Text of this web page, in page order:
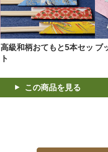
高級和柄おてもと5本セッ
ト
この商品を見る
ブ